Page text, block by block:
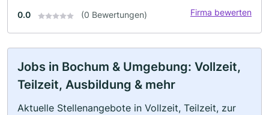
0.0 (0 Bewertungen) Firma bewerten
Jobs in Bochum & Umgebung: Vollzeit,
Teilzeit, Ausbildung & mehr
Aktuelle Stellenangebote in Vollzeit, Teilzeit, zur